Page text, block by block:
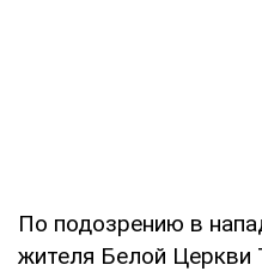
По подозрению в
жителя Белой Церкви